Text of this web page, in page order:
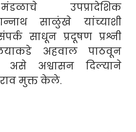
उपप्रादेशिक
साळुंखे यांच्याशी
साधून प्रदूषण प्रश्नी
अहवाल पाठवून
अश्वासन दिल्याने
मुक्त केले.